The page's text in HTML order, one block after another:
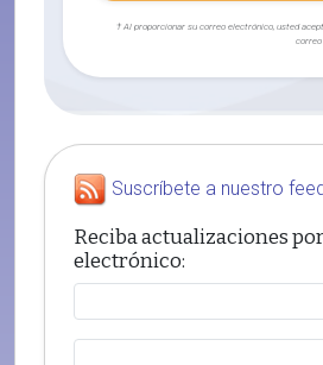
† Al proporcionar su correo electrónico, usted
Suscríbete a nuestro
Reciba actualizaciones
electrónico: